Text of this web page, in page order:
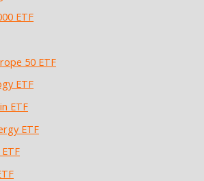
ETF
50 ETF
ETF
ETF
ETF